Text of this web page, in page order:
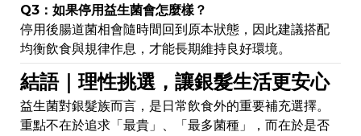
Q3：如果停用益生菌會怎麼樣？
停用後腸道菌相會隨時間回到原本狀態，因此建議搭配
均衡飲食與規律作息，才能長期維持良好環境。
結語｜理性挑選，讓銀髮生活更安心
益生菌對銀髮族而言，是日常飲食外的重要補充選擇。
重點不在於追求「最貴」、「最多菌種」，而在於是否